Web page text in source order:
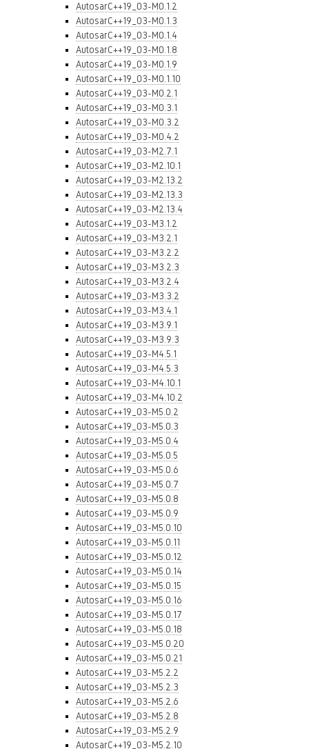
AutosarC++19_03-M0.1.2
AutosarC++19_03-M0.1.3
AutosarC++19_03-M0.1.4
AutosarC++19_03-M0.1.8
AutosarC++19_03-M0.1.9
AutosarC++19_03-M0.1.10
AutosarC++19_03-M0.2.1
AutosarC++19_03-M0.3.1
AutosarC++19_03-M0.3.2
AutosarC++19_03-M0.4.2
AutosarC++19_03-M2.7.1
AutosarC++19_03-M2.10.1
AutosarC++19_03-M2.13.2
AutosarC++19_03-M2.13.3
AutosarC++19_03-M2.13.4
AutosarC++19_03-M3.1.2
AutosarC++19_03-M3.2.1
AutosarC++19_03-M3.2.2
AutosarC++19_03-M3.2.3
AutosarC++19_03-M3.2.4
AutosarC++19_03-M3.3.2
AutosarC++19_03-M3.4.1
AutosarC++19_03-M3.9.1
AutosarC++19_03-M3.9.3
AutosarC++19_03-M4.5.1
AutosarC++19_03-M4.5.3
AutosarC++19_03-M4.10.1
AutosarC++19_03-M4.10.2
AutosarC++19_03-M5.0.2
AutosarC++19_03-M5.0.3
AutosarC++19_03-M5.0.4
AutosarC++19_03-M5.0.5
AutosarC++19_03-M5.0.6
AutosarC++19_03-M5.0.7
AutosarC++19_03-M5.0.8
AutosarC++19_03-M5.0.9
AutosarC++19_03-M5.0.10
AutosarC++19_03-M5.0.11
AutosarC++19_03-M5.0.12
AutosarC++19_03-M5.0.14
AutosarC++19_03-M5.0.15
AutosarC++19_03-M5.0.16
AutosarC++19_03-M5.0.17
AutosarC++19_03-M5.0.18
AutosarC++19_03-M5.0.20
AutosarC++19_03-M5.0.21
AutosarC++19_03-M5.2.2
AutosarC++19_03-M5.2.3
AutosarC++19_03-M5.2.6
AutosarC++19_03-M5.2.8
AutosarC++19_03-M5.2.9
AutosarC++19_03-M5.2.10